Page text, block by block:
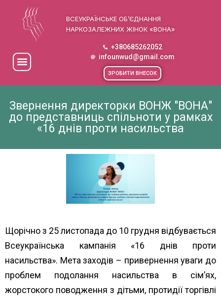
ВСЕУКРАЇНСЬКЕ ОБ’ЄДНАННЯ
НАРКОЗАЛЕЖНИХ ЖІНОК «ВОНА»
+380685262052
infounwud@gmail.com
ЗРОБИТИ ВНЕСОК
Звернення директорки ВОНЖ "ВОНА"
до представниць спільноти у рамках
«16 днів проти насильства
Щорічно з 25 листопада до 10 грудня відбувається
Всеукраїнська кампанія «16 днів проти
насильства». Мета заходів – привернення уваги до
проблем подолання насильства в сім’ях,
жорстокого поводження з дітьми, протидії торгівлі